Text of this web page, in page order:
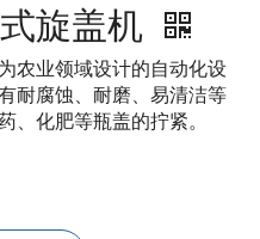
旋盖机
农业领域设计的自动化设
耐腐蚀、耐磨、易清洁等
、化肥等瓶盖的拧紧。